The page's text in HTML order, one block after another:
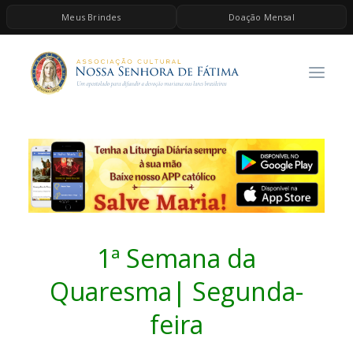
Meus Brindes Doação Mensal
HOME
A ASSOCIAÇÃO
ESPIRITUALIDADE
AS MELHORES MÚSICAS CATÓLICAS
BRINDES
1ª Semana da
Quaresma| Segunda-
feira